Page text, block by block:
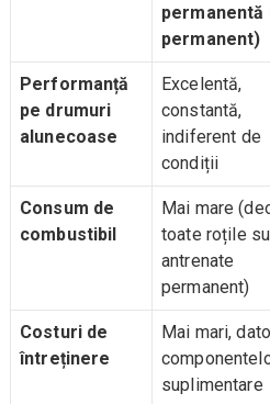
permanentă
permanent)
Performanță
pe drumuri
alunecoase
Excelentă,
constantă,
indiferent de
condiții
Consum de
combustibil
Mai mare
toate roțile
antrenate
permanent)
Costuri de
întreținere
Mai mari,
suplimentare